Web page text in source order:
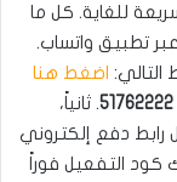
للغاية. كل ما
تطبيق واتساب.
التالي: اضغط هنا
51762222. ثانياً،
رابط دفع إلكتروني
كود التفعيل فوراً